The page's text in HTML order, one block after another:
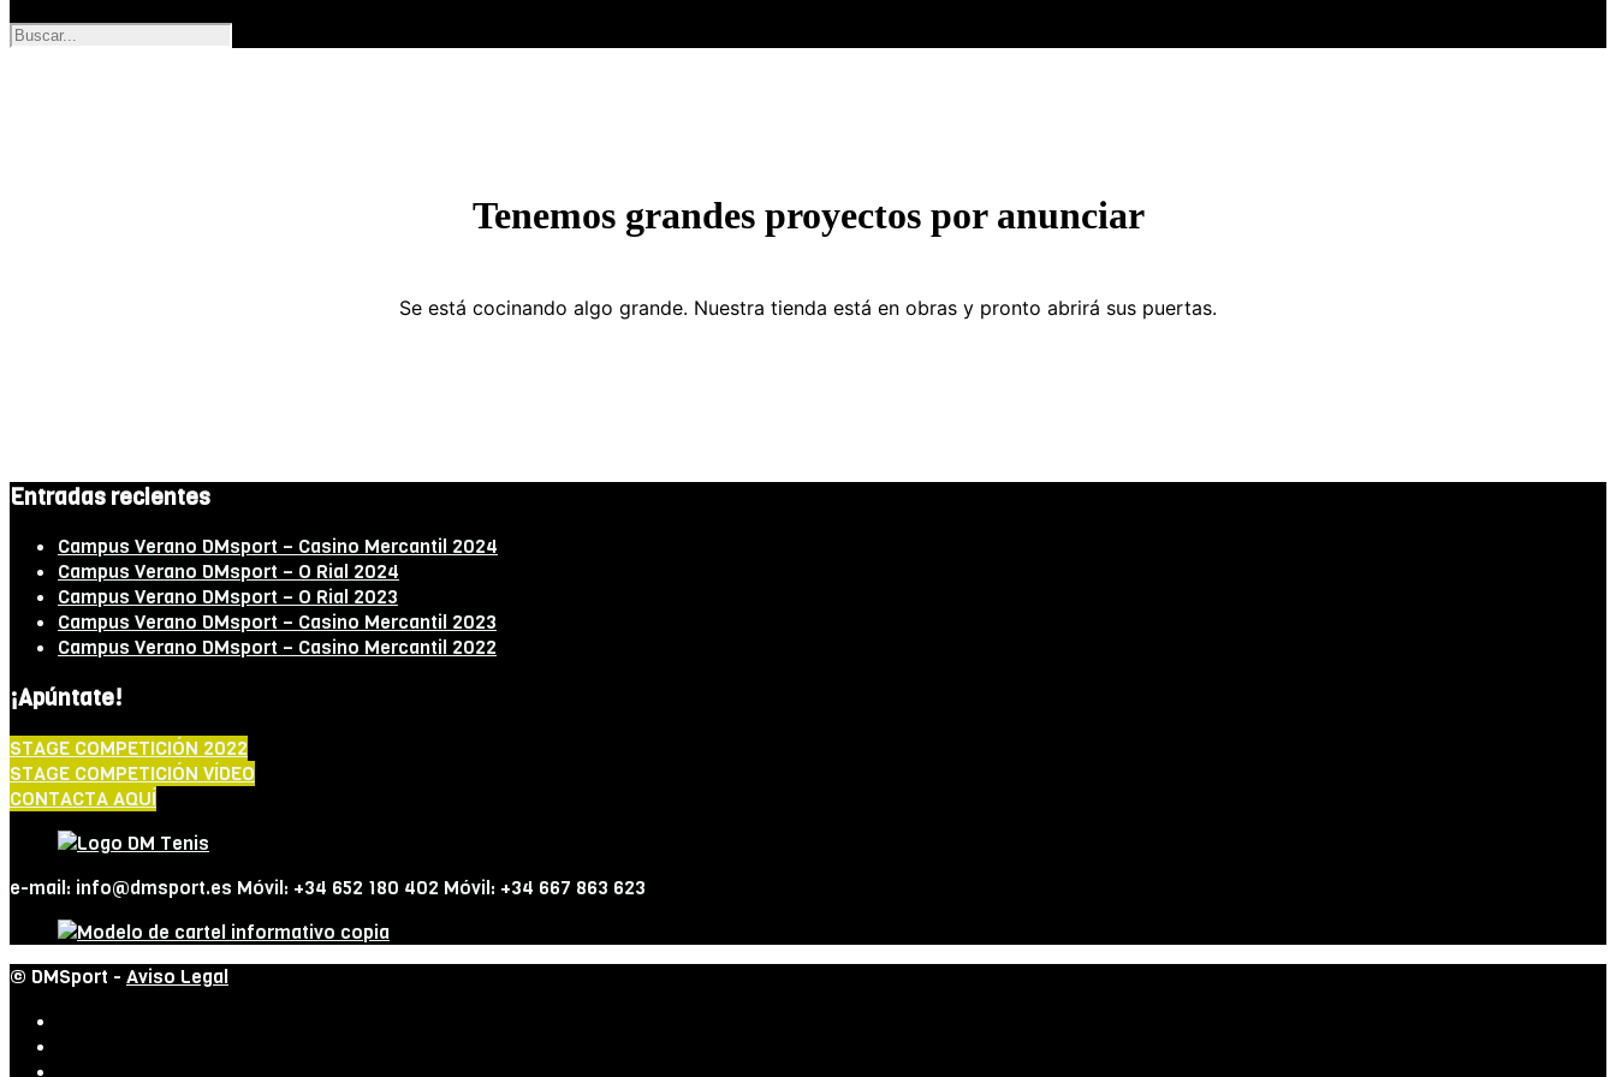
Tenemos grandes proyectos por anunciar
Se está cocinando algo grande. Nuestra tienda está en obras y pronto abrirá sus puertas.
Entradas recientes
Campus Verano DMsport – Casino Mercantil 2024
Campus Verano DMsport – O Rial 2024
Campus Verano DMsport – O Rial 2023
Campus Verano DMsport – Casino Mercantil 2023
Campus Verano DMsport – Casino Mercantil 2022
¡Apúntate!
STAGE COMPETICIÓN 2022
STAGE COMPETICIÓN VÍDEO
CONTACTA AQUÍ
e-mail: info@dmsport.es Móvil: +34 652 180 402 Móvil: +34 667 863 623
© DMSport - Aviso Legal